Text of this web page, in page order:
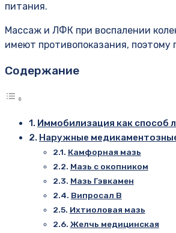
питания.
Массаж и ЛФК при воспалении
имеют противопоказания, поэтому
Содержание
Иммобилизация как способ
Наружные медикаментозные
Камфорная мазь
Мазь с окопником
Мазь Гэвкамен
Випросал В
Ихтиоловая мазь
Желчь медицинская